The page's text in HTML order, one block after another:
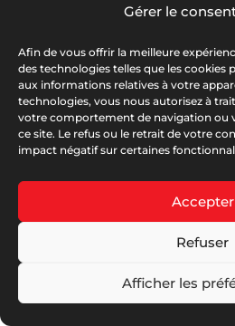
Gérer le
Afin de vous offrir la meilleure
des technologies telles que les cookies
aux informations relatives à votre
technologies, vous nous autorisez à
votre comportement de navigation ou
ce site. Le refus ou le retrait de votre
impact négatif sur certaines
Accepter
Refuser
Afficher les
© Serplaste 2026 | Créé par
Mentions Légales|C.G.V